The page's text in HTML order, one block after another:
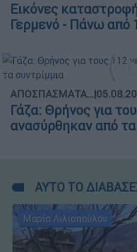
Εικόνες
Γερμενό - Πάνω από
ΑΠΟΣΠΑΣΜΑΤΑ...|
Γάζα: Θρήνος για
ανασύρθηκαν από τα
ΑΥΤΟ ΤΟ
Μαρία Λιλιοπούλου